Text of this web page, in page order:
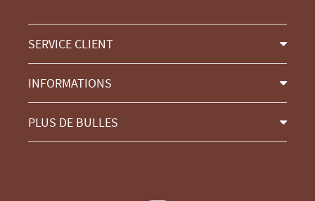
SERVICE CLIENT
INFORMATIONS
PLUS DE BULLES